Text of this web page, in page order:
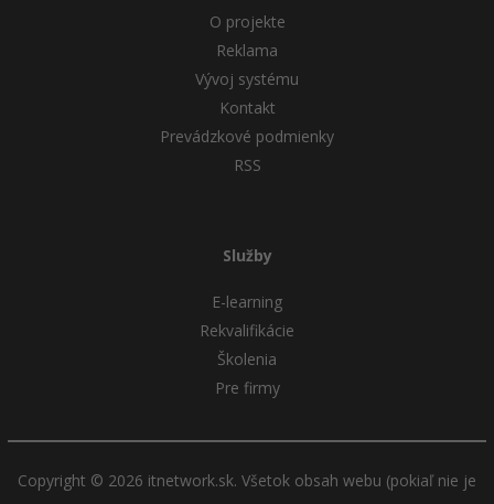
O projekte
Reklama
Vývoj systému
Kontakt
Prevádzkové podmienky
RSS
Služby
E-learning
Rekvalifikácie
Školenia
Pre firmy
Copyright © 2026 itnetwork.sk. Všetok obsah webu (pokiaľ nie je